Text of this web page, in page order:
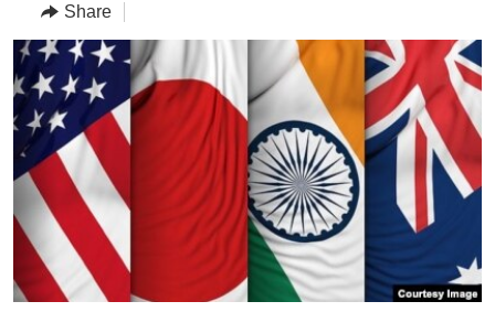
Navigation
Skip
to
Search
AFRICA
AMERICAS
ASIA
EUROPE
MIDDLE EAST
TOPICS
HUMAN RIGHTS
SECURITY AND DEFENSE
AID AND DEVELOPMENT
DEMOCRACY AND GOVERNANCE
ECONOMY AND TRADE
ENVIRONMENT AND HEALTH
IDEALS AND INSTITUTIONS
ARCHIVE
ABOUT US
FOLLOW US
Share